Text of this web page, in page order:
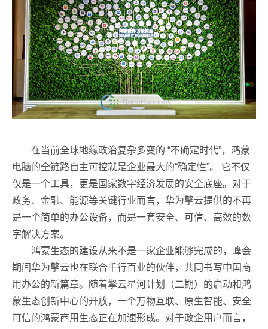
在当前全球地缘政治复杂多变的 “不确定时代”，鸿蒙
电脑的全链路自主可控就是企业最大的“确定性”。 它不仅
仅是一个工具，更是国家数字经济发展的安全底座。对于
政务、金融、能源等关键行业而言，华为擎云提供的不再
是一个简单的办公设备，而是一套安全、可信、高效的数
字解决方案。
鸿蒙生态的建设从来不是一家企业能够完成的，峰会
期间华为擎云也在联合千行百业的伙伴，共同书写中国商
用办公的新篇章。随着擎云星河计划（二期）的启动和鸿
蒙生态创新中心的开放，一个万物互联、原生智能、安全
可信的鸿蒙商用生态正在加速形成。对于政企用户而言，